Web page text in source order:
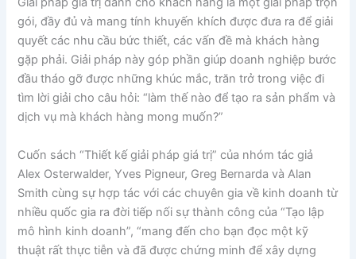
gói, đầy đủ và mang tính khuyến khích được đưa ra để giải
quyết các nhu cầu bức thiết, các vấn đề mà khách hàng
gặp phải. Giải pháp này góp phần giúp doanh nghiệp bước
đầu tháo gỡ được những khúc mắc, trăn trở trong việc đi
tìm lời giải cho câu hỏi: “làm thế nào để tạo ra sản phẩm và
dịch vụ mà khách hàng mong muốn?”
Cuốn sách “Thiết kế giải pháp giá trị” của nhóm tác giả
Alex Osterwalder, Yves Pigneur, Greg Bernarda và Alan
Smith cùng sự hợp tác với các chuyên gia về kinh doanh từ
nhiều quốc gia ra đời tiếp nối sự thành công của “Tạo lập
mô hình kinh doanh”, “mang đến cho bạn đọc một kỹ
thuật rất thực tiễn và đã được chứng minh để xây dựng